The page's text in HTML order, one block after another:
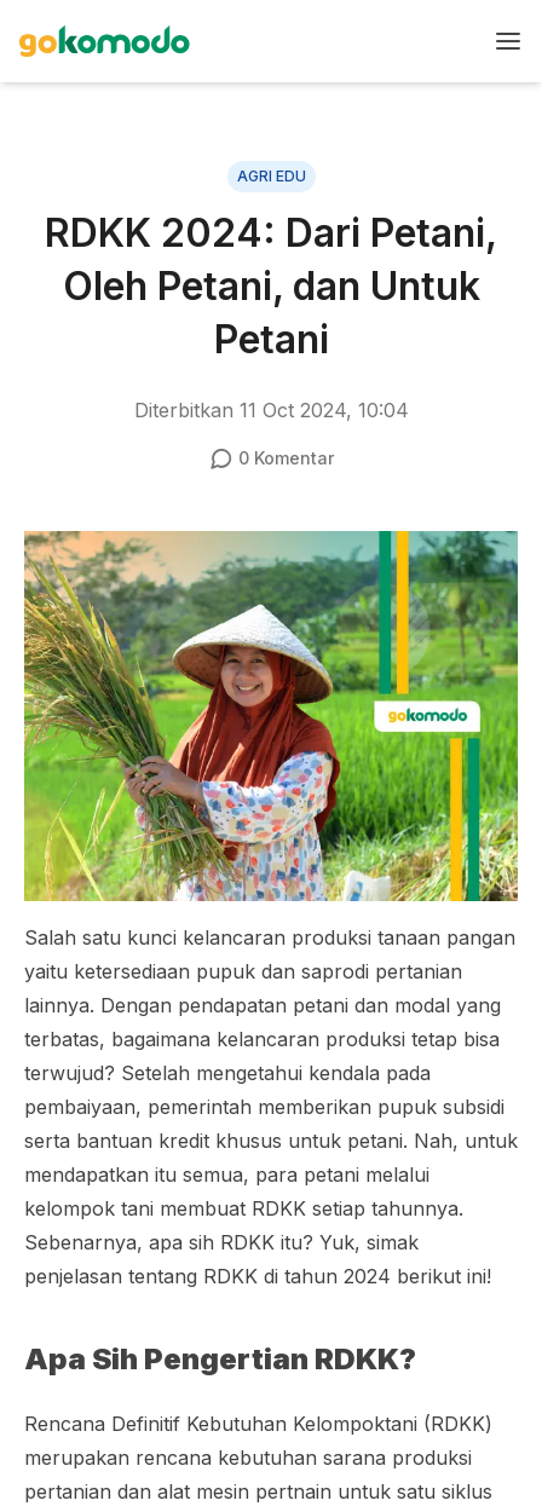
AGRI EDU
RDKK 2024: Dari Petani,
Oleh Petani, dan Untuk
Petani
Diterbitkan 11 Oct 2024, 10:04
0Komentar
Salah satu kunci kelancaran produksi tanaan pangan
yaitu ketersediaan pupuk dan saprodi pertanian
lainnya. Dengan pendapatan petani dan modal yang
terbatas, bagaimana kelancaran produksi tetap bisa
terwujud? Setelah mengetahui kendala pada
pembaiyaan, pemerintah memberikan pupuk subsidi
serta bantuan kredit khusus untuk petani. Nah, untuk
mendapatkan itu semua, para petani melalui
kelompok tani membuat RDKK setiap tahunnya.
Sebenarnya, apa sih RDKK itu? Yuk, simak
penjelasan tentang RDKK di tahun 2024 berikut ini!
Apa Sih Pengertian RDKK?
Rencana Definitif Kebutuhan Kelompoktani (RDKK)
merupakan rencana kebutuhan sarana produksi
pertanian dan alat mesin pertnain untuk satu siklus